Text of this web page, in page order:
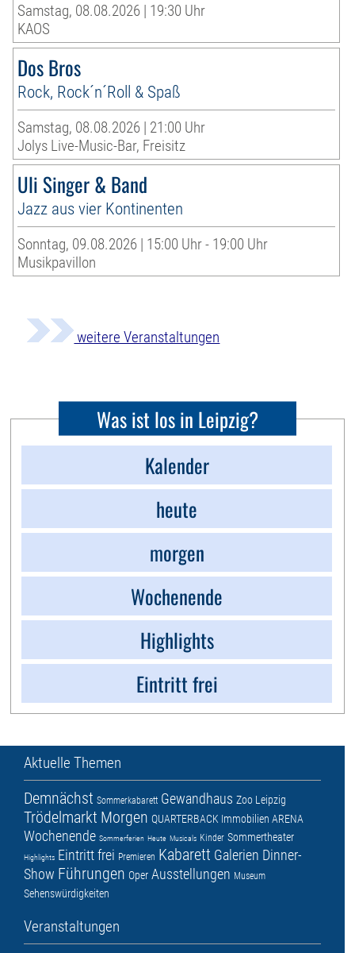
Samstag, 08.08.2026 | 19:30 Uhr
KAOS
Dos Bros
Rock, Rock´n´Roll & Spaß
Samstag, 08.08.2026 | 21:00 Uhr
Jolys Live-Music-Bar, Freisitz
Uli Singer & Band
Jazz aus vier Kontinenten
Sonntag, 09.08.2026 | 15:00 Uhr - 19:00 Uhr
Musikpavillon
weitere Veranstaltungen
Was ist los in Leipzig?
Kalender
heute
morgen
Wochenende
Highlights
Eintritt frei
Aktuelle Themen
Demnächst Sommerkabarett Gewandhaus Zoo Leipzig
Trödelmarkt Morgen QUARTERBACK Immobilien ARENA
Wochenende Sommerferien Heute Musicals Kinder Sommertheater
Highlights Eintritt frei Premieren Kabarett Galerien Dinner-
Show Führungen Oper Ausstellungen Museum
Sehenswürdigkeiten
Veranstaltungen